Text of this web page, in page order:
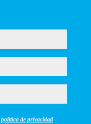
política de privacidad